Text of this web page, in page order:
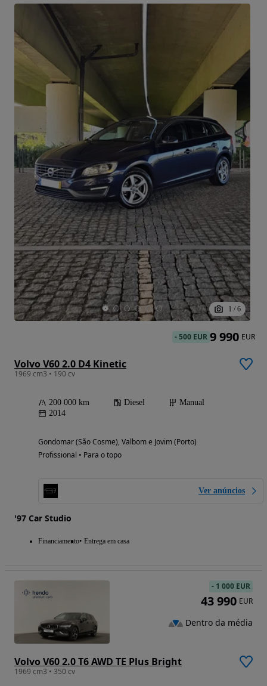
1 / 6
Volvo V60 2.0 D4 Kinetic
1969 cm3 • 190 cv
200 000 km Diesel
Manual
2014
Gondomar (São Cosme), Valbom e Jovim (Porto)
Profissional • Para o topo
Ver anúncios
'97 Car Studio
Financiamento Entrega em casa
-500 EUR 9 990 EUR
Volvo V60 2.0 T6 AWD TE Plus Bright
1969 cm3 • 350 cv
- 1 000 EUR
43 990 EUR
Dentro da média